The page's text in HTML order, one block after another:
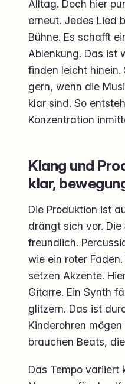
Alltag. Doch hier
erneut. Jedes Lied
Bühne. Es schafft
Ablenkung. Das ist
finden leicht hinein.
gern, wenn die
klar sind. So
Konzentration
Klang und
klar,
Die Produktion ist
drängt sich vor.
freundlich.
wie ein roter
setzen Akzente.
Gitarre. Ein Synth
glitzern. Das ist
Kinderohren
brauchen Beats,
Das Tempo variiert